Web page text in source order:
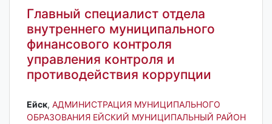
Главный специалист отдела
внутреннего муниципального
финансового контроля
управления контроля и
противодействия коррупции
Ейск‎, АДМИНИСТРАЦИЯ МУНИЦИПАЛЬНОГО
ОБРАЗОВАНИЯ ЕЙСКИЙ МУНИЦИПАЛЬНЫЙ РАЙОН